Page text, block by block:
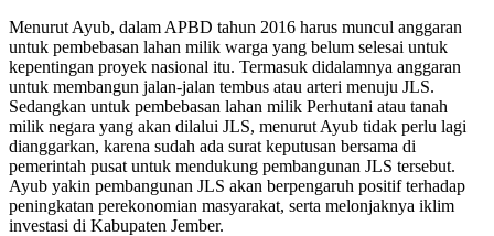
Menurut Ayub, dalam APBD tahun 2016 harus muncul anggaran
untuk pembebasan lahan milik warga yang belum selesai untuk
kepentingan proyek nasional itu. Termasuk didalamnya anggaran
untuk membangun jalan-jalan tembus atau arteri menuju JLS.
Sedangkan untuk pembebasan lahan milik Perhutani atau tanah
milik negara yang akan dilalui JLS, menurut Ayub tidak perlu lagi
dianggarkan, karena sudah ada surat keputusan bersama di
pemerintah pusat untuk mendukung pembangunan JLS tersebut.
Ayub yakin pembangunan JLS akan berpengaruh positif terhadap
peningkatan perekonomian masyarakat, serta melonjaknya iklim
investasi di Kabupaten Jember.